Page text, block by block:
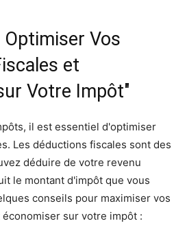
Vos
et
Votre Impôt"
il est essentiel d'optimiser
Les déductions fiscales sont des
déduire de votre revenu
le montant d'impôt que vous
conseils pour maximiser vos
sur votre impôt :